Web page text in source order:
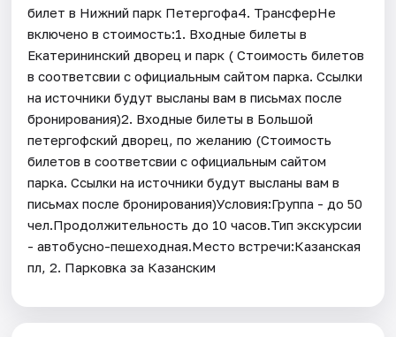
билет в Нижний парк Петергофа4. ТрансферНе
включено в стоимость:1. Входные билеты в
Екатерининский дворец и парк ( Стоимость билетов
в соответсвии с официальным сайтом парка. Ссылки
на источники будут высланы вам в письмах после
бронирования)2. Входные билеты в Большой
петергофский дворец, по желанию (Стоимость
билетов в соответсвии с официальным сайтом
парка. Ссылки на источники будут высланы вам в
письмах после бронирования)Условия:Группа - до 50
чел.Продолжительность до 10 часов.Тип экскурсии
- автобусно-пешеходная.Место встречи:Казанская
пл, 2. Парковка за Казанским